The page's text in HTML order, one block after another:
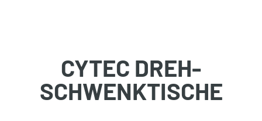
CYTEC DREH-
SCHWENKTISCHE